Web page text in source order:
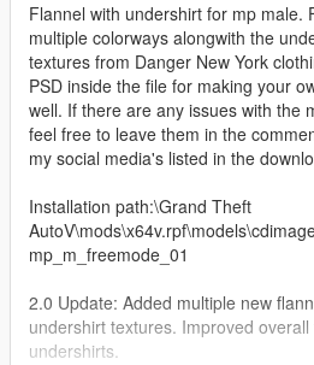
Flannel with undershirt for mp male.
multiple colorways alongwith the
textures from Danger New York
PSD inside the file for making your
well. If there are any issues with the
feel free to leave them in the
my social media's listed in the
Installation path:\Grand Theft
mp_m_freemode_01
2.0 Update: Added multiple new
undershirt textures. Improved
undershirts.